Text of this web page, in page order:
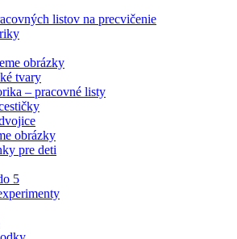
listov na precvičenie
obrázky
tvary
– pracovné listy
obrázky
pre deti
5